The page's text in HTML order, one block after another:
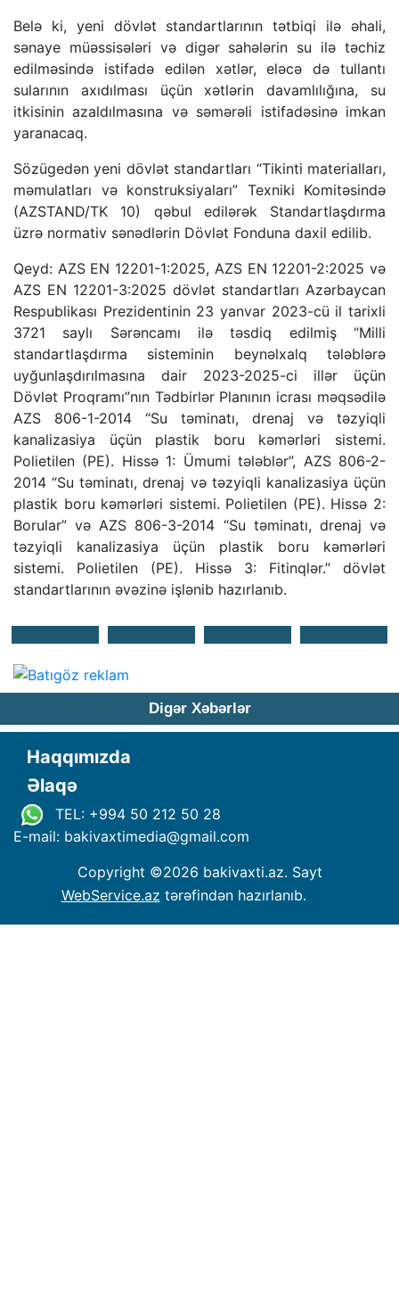
Belə ki, yeni dövlət standartlarının tətbiqi ilə əhali,
sənaye müəssisələri və digər sahələrin su ilə təchiz
edilməsində istifadə edilən xətlər, eləcə də tullantı
sularının axıdılması üçün xətlərin davamlılığına, su
itkisinin azaldılmasına və səmərəli istifadəsinə imkan
yaranacaq.
Sözügedən yeni dövlət standartları “Tikinti materialları,
məmulatları və konstruksiyaları” Texniki Komitəsində
(AZSTAND/TK 10) qəbul edilərək Standartlaşdırma
üzrə normativ sənədlərin Dövlət Fonduna daxil edilib.
Qeyd: AZS EN 12201-1:2025, AZS EN 12201-2:2025 və
AZS EN 12201-3:2025 dövlət standartları Azərbaycan
Respublikası Prezidentinin 23 yanvar 2023-cü il tarixli
3721 saylı Sərəncamı ilə təsdiq edilmiş “Milli
standartlaşdırma sisteminin beynəlxalq tələblərə
uyğunlaşdırılmasına dair 2023-2025-ci illər üçün
Dövlət Proqramı”nın Tədbirlər Planının icrası məqsədilə
AZS 806-1-2014 “Su təminatı, drenaj və təzyiqli
kanalizasiya üçün plastik boru kəmərləri sistemi.
Polietilen (PE). Hissə 1: Ümumi tələblər”, AZS 806-2-
2014 “Su təminatı, drenaj və təzyiqli kanalizasiya üçün
plastik boru kəmərləri sistemi. Polietilen (PE). Hissə 2:
Borular” və AZS 806-3-2014 “Su təminatı, drenaj və
təzyiqli kanalizasiya üçün plastik boru kəmərləri
sistemi. Polietilen (PE). Hissə 3: Fitinqlər.” dövlət
standartlarının əvəzinə işlənib hazırlanıb.
Digər Xəbərlər
Haqqımızda
Əlaqə
TEL: +994 50 212 50 28
E-mail: bakivaxtimedia@gmail.com
Copyright ©2026 bakivaxti.az. Sayt
WebService.az tərəfindən hazırlanıb.